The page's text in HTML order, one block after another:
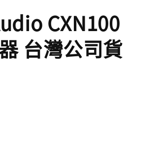
CXN100
台灣公司貨